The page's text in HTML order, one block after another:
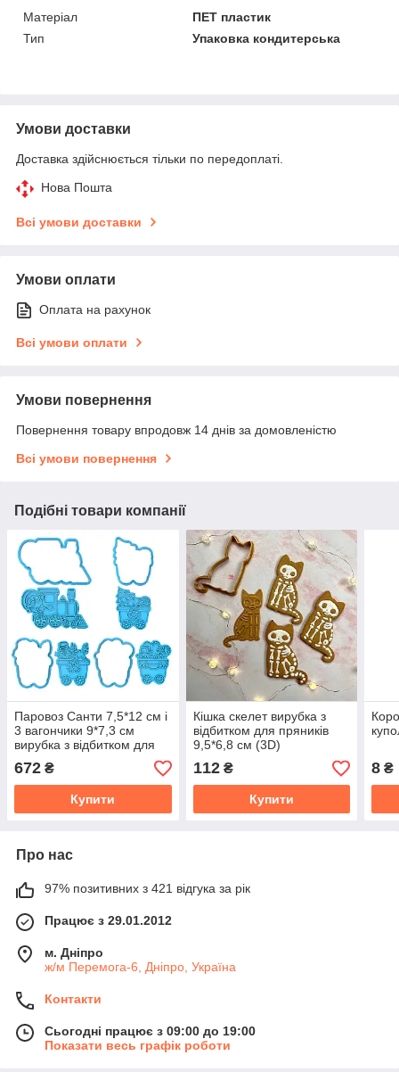
Матеріал
ПЕТ пластик
Тип
Упаковка кондитерська
Умови доставки
Доставка здійснюється тільки по передоплаті.
Нова Пошта
Всі умови доставки
Умови оплати
Оплата на рахунок
Всі умови оплати
Умови повернення
Повернення товару впродовж 14 днів за домовленістю
Всі умови повернення
Подібні товари компанії
Паровоз Санти 7,5*12 см і
3 вагончики 9*7,3 см
вирубка з відбитком для
пряників (3D)
672 ₴
Купити
Кішка скелет вирубка з
відбитком для пряників
9,5*6,8 см (3D)
112₴
Купити
8 ₴
Про нас
97% позитивних з 421 відгука за рік
Працює з 29.01.2012
м. Дніпро
ж/м Перемога-6, Дніпро, Україна
Контакти
Сьогодні працює з 09:00 до 19:00
Показати весь графік роботи